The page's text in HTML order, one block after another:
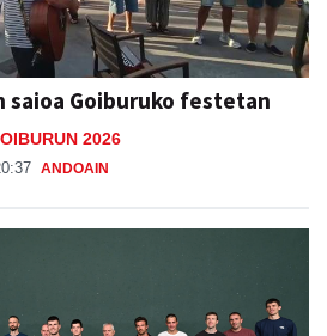
saioa Goiburuko festetan
2026
ANDOAIN